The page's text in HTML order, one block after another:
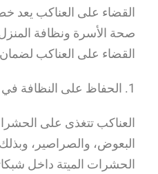
القضاء على العناكب يعد
صحة الأسرة ونظافة
القضاء على العناكب
1. الحفاظ على النظافة في المنزل
العناكب تتغذى على
البعوض، والصراصير،
الحشرات الميتة داخل